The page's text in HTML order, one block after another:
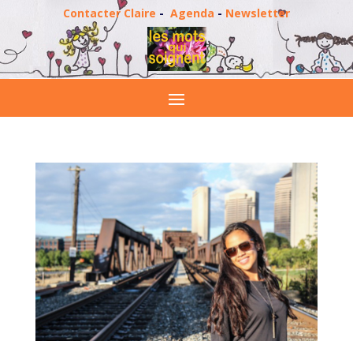
Contacter Claire - Agenda - Newsletter